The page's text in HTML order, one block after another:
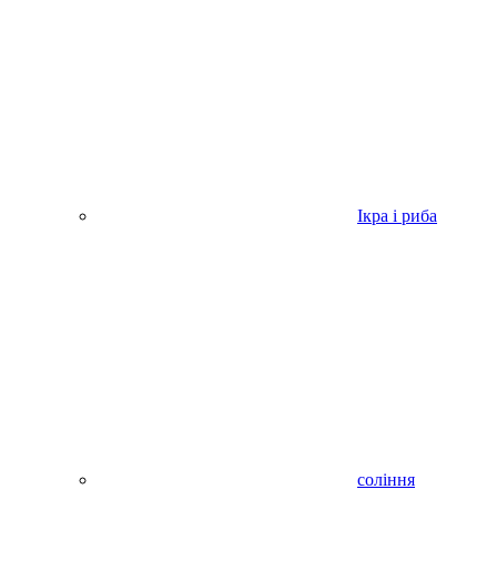
Ікра і риба
соління